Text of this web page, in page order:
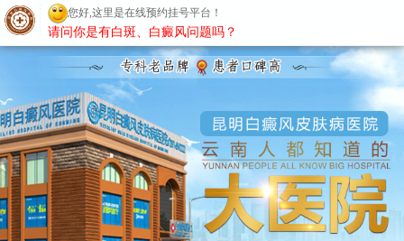
昆明白癜风医院
您好,这里是在线预约挂号平台！
请问你是有白斑、白癜风问题吗？